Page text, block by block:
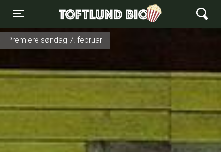
Toggle navigation
Toftlund Biograf
Premiere søndag 7. februar